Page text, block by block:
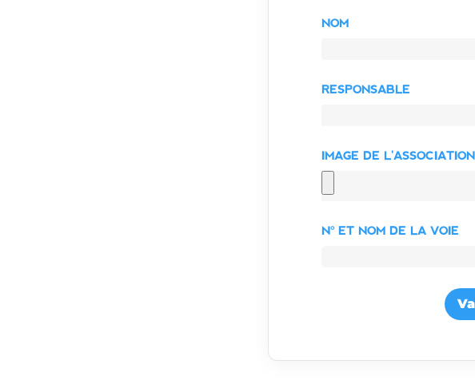
NOM
RESPONSABLE
IMAGE DE L'ASSOCIATION
N° ET NOM DE LA VOIE